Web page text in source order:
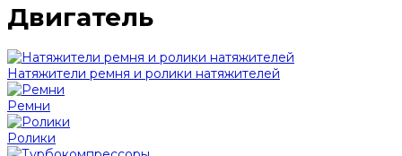
Двигатель
Натяжители ремня и ролики натяжителей
Ремни
Ролики